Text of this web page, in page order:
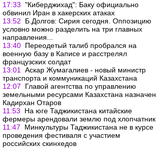
17:33 "Киберджихад": Баку официально
обвинил Иран в хакерских атаках
13:52
Б.Долгов: Сирия сегодня. Оппозицию
условно можно разделить на три главных
направления...
13:40 Переодетый талиб пробрался на
военную базу в Каписе и расстрелял
французских солдат
13:01
Аскар Жумагалиев - новый министр
транспорта и коммуникаций Казахстана
12:07
Главой агентства по управлению
земельными ресурсами Казахстана назначен
Кадирхан Отаров
11:53
На юге Таджикистана китайские
фермеры арендовали землю под хлопчатник
11:47
Минкультуры Таджикистана не в курсе
проведения фестиваля с участием
российских скинхедов